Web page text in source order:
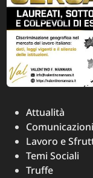
PostedAttualità
Lavoro e
Temi Sociali
Truffe